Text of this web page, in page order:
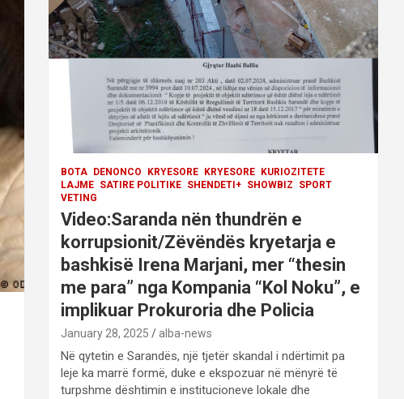
BOTA DENONCO KRYESORE KRYESORE
KURIOZITETE
LAJME SATIRE POLITIKE SHENDETI+ SHOWBIZ
SPORT
VETING
Video:Saranda nën thundrën e
korrupsionit/Zëvëndës kryetarja e
bashkisë Irena Marjani, mer “thesin
me para” nga Kompania “Kol Noku”, e
implikuar Prokuroria dhe Policia
January 28, 2025 alba-news
Në qytetin e Sarandës, një tjetër skandal i ndërtimit pa
leje ka marrë formë, duke e ekspozuar në mënyrë të
turpshme dështimin e institucioneve lokale dhe